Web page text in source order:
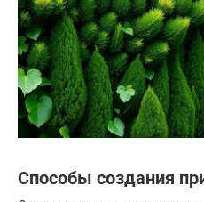
Способы создания